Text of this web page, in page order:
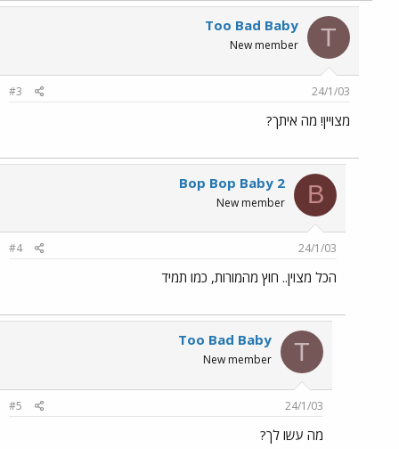
T
Too Bad Baby
New member
24/1/03
#3
מצויין! מה איתך?
B
Bop Bop Baby 2
New member
24/1/03
#4
הכל מצוין.. חוץ מהמורות, כמו תמיד
T
Too Bad Baby
New member
24/1/03
#5
מה עשו לך?